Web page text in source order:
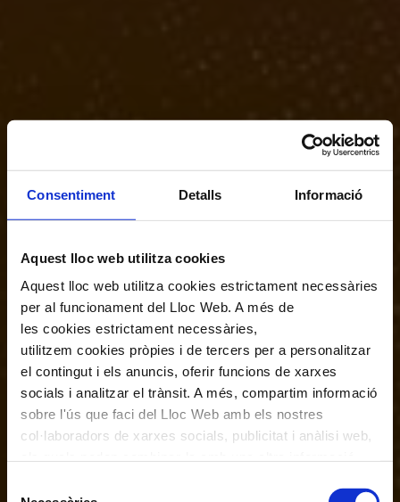
Consentiment Detalls Informació
Aquest lloc web utilitza cookies
Aquest lloc web utilitza cookies estrictament necessàries
per al funcionament del Lloc Web. A més de
les cookies estrictament necessàries,
utilitzem cookies pròpies i de tercers per a personalitzar
el contingut i els anuncis, oferir funcions de xarxes
socials i analitzar el trànsit. A més, compartim informació
sobre l'ús que faci del Lloc Web amb els nostres
col·laboradors de xarxes socials, publicitat i anàlisi web,